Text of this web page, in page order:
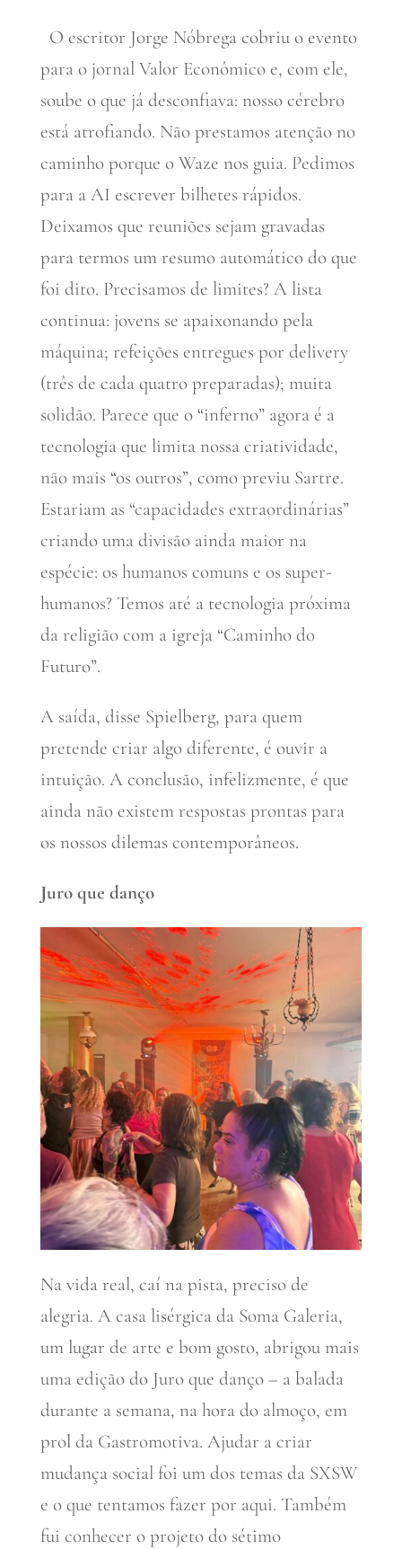
O escritor Jorge Nóbrega cobriu o evento
para o jornal Valor Econômico e, com ele,
soube o que já desconfiava: nosso cérebro
está atrofiando. Não prestamos atenção no
caminho porque o Waze nos guia. Pedimos
para a AI escrever bilhetes rápidos.
Deixamos que reuniões sejam gravadas
para termos um resumo automático do que
foi dito. Precisamos de limites? A lista
continua: jovens se apaixonando pela
máquina; refeições entregues por delivery
(três de cada quatro preparadas); muita
solidão. Parece que o “inferno” agora é a
tecnologia que limita nossa criatividade,
não mais “os outros”, como previu Sartre.
Estariam as “capacidades extraordinárias”
criando uma divisão ainda maior na
espécie: os humanos comuns e os super-
humanos? Temos até a tecnologia próxima
da religião com a igreja “Caminho do
Futuro”.
A saída, disse Spielberg, para quem
pretende criar algo diferente, é ouvir a
intuição. A conclusão, infelizmente, é que
ainda não existem respostas prontas para
os nossos dilemas contemporâneos.
Juro que danço
Na vida real, caí na pista, preciso de
alegria. A casa lisérgica da Soma Galeria,
um lugar de arte e bom gosto, abrigou mais
uma edição do Juro que danço – a balada
durante a semana, na hora do almoço, em
prol da Gastromotiva. Ajudar a criar
mudança social foi um dos temas da SXSW
e o que tentamos fazer por aqui. Também
fui conhecer o projeto do sétimo